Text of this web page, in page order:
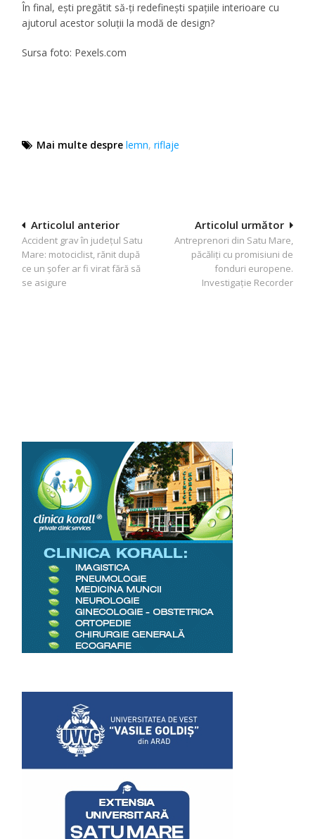
În final, ești pregătit să-ți redefinești spațiile interioare cu
ajutorul acestor soluții la modă de design?
Sursa foto: Pexels.com
Mai multe despre lemn,riflaje
Navigare
în
articole
Articolul următor
Antreprenori din Satu Mare,
păcăliți cu promisiuni de
fonduri europene.
Investigație Recorder
Articolul anterior
Accident grav în județul Satu
Mare: motociclist, rănit după
ce un șofer ar fi virat fără să
se asigure